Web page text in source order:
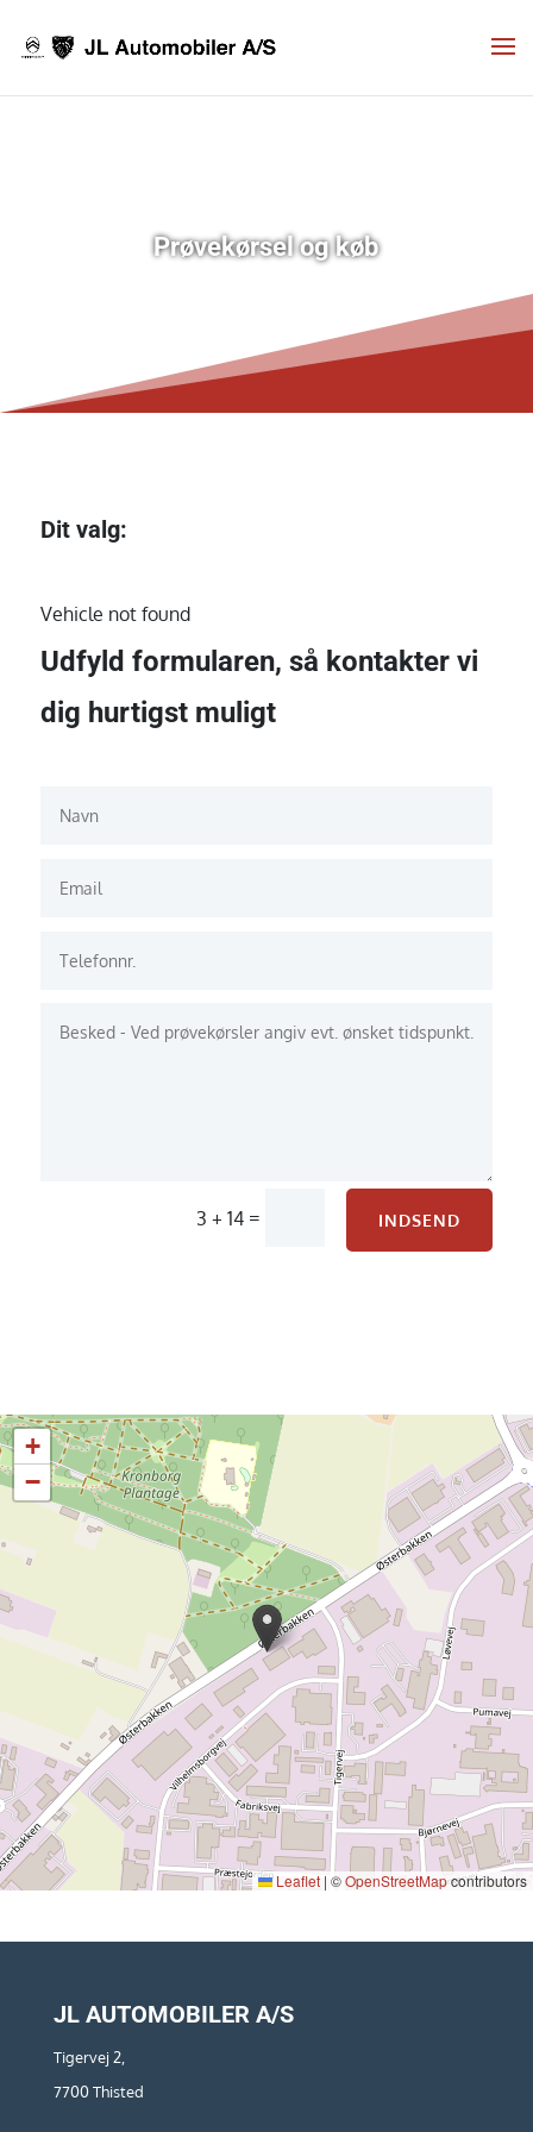
Prøvekørsel og køb
7
Dit valg:
Vehicle not found
Udfyld formularen, så kontakter vi
dig hurtigst muligt
3 + 14 = INDSEND
+
−
Leaflet | ©OpenStreetMapcontributors
JL AUTOMOBILER A/S
Tigervej 2,
7700 Thisted